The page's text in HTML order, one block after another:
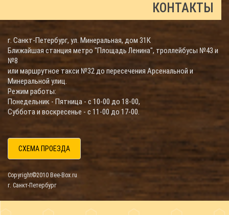
КОНТАКТЫ
г. Санкт-Петербург, ул. Минеральная, дом 31К
Ближайшая станция метро "Площадь Ленина", троллейбусы №43 и
№8
или маршрутное такси №32 до пересечения Арсенальной и
Минеральной улиц.
Режим работы:
Понедельник - Пятница - с 10-00 до 18-00,
Суббота и воскресенье - с 11-00 до 17-00.
СХЕМА ПРОЕЗДА
Copyright©2010 Bee-Box.ru
г. Санкт-Петербург